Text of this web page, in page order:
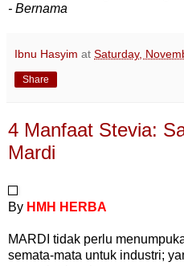
- Bernama
Ibnu Hasyim at Saturday,
Share
4 Manfaat Stevia:
Mardi
By HMH HERBA
MARDI tidak perlu
semata-mata untuk industri;